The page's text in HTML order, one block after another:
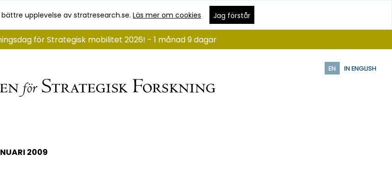
upplevelse av stratresearch.se.Läs mer om cookies Jag förstår
EN IN ENGLISH
för Strategisk mobilitet 2026! - 1 månad 9 dagar
2009